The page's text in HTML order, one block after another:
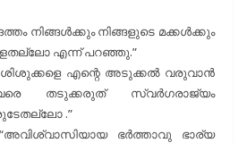
നിങ്ങൾക്കും നിങ്ങളുടെ മക്കൾക്കും
എന്ന് പറഞ്ഞു.”
“ശിശുക്കളെ എന്റെ അടുക്കൽ വരുവാൻ
തടുക്കരുത് സ്വർഗരാജ്യം
.”
ഭർത്താവു ഭാര്യ